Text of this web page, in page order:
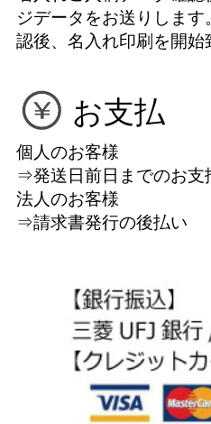
ジデータをお送りしま
認後、名入れ印刷を開始
お支払
個人のお客様
⇒発送日前日までのお支
法人のお客様
⇒請求書発行の後払い